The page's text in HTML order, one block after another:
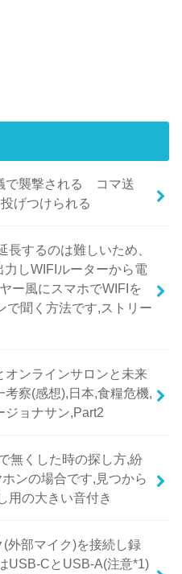
で襲撃される コマ送
げつけられる
するのは難しいため、
しWIFIルーターから電
ー風にスマホでWIFIを
で聞く方法です,ストリー
オンラインサロンと未来
察(感想),日本,食糧危機,
ジョナサン,Part2
無くした時の探し方,紛
ンの場合です,見つから
用の大きい音付き
外部マイク)を接続し録
USB-CとUSB-A(注意*1)